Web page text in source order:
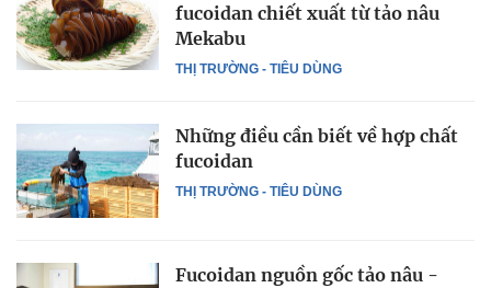
THỊ TRƯỜNG - TIÊU DÙNG
fucoidan chiết xuất từ tảo nâu
Mekabu
THỊ TRƯỜNG - TIÊU DÙNG
Những điều cần biết về hợp chất
fucoidan
Fucoidan nguồn gốc tảo nâu -